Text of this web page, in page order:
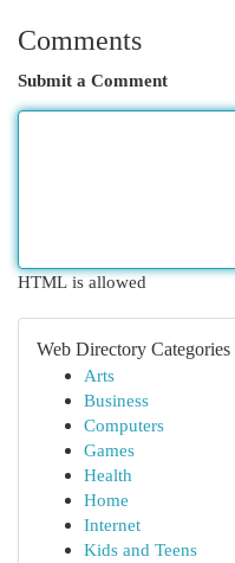
Comments
Submit a Comment
HTML is allowed
Web Directory Categories
Arts
Business
Computers
Games
Health
Home
Internet
Kids and Teens